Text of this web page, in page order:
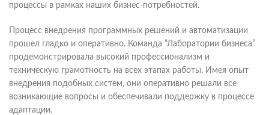
процессы в рамках наших бизнес-потребностей.
Процесс внедрения программных решений и автоматизации
прошел гладко и оперативно. Команда “Лаборатории бизнеса”
продемонстрировала высокий профессионализм и
техническую грамотность на всех этапах работы. Имея опыт
внедрения подобных систем, они оперативно решали все
возникающие вопросы и обеспечивали поддержку в процессе
адаптации.